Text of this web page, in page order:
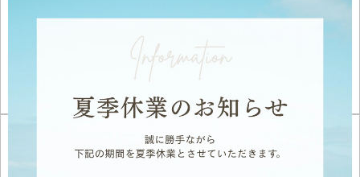
学科・コース
教育について
みなさまへ
情報公開
募集要項・学費・入学ガイド